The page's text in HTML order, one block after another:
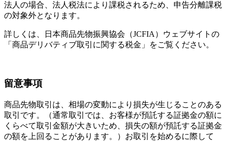
法人の場合、法人税法により課税されるため、申告分離課税
の対象外となります。
詳しくは、日本商品先物振興協会（JCFIA）ウェブサイトの
「商品デリバティブ取引に関する税金」をご覧ください。
留意事項
商品先物取引は、相場の変動により損失が生じることのある
取引です。（通常取引では、お客様が預託する証拠金の額に
くらべて取引金額が大きいため、損失の額が預託する証拠金
の額を上回ることがあります。）お取引を始めるに際して